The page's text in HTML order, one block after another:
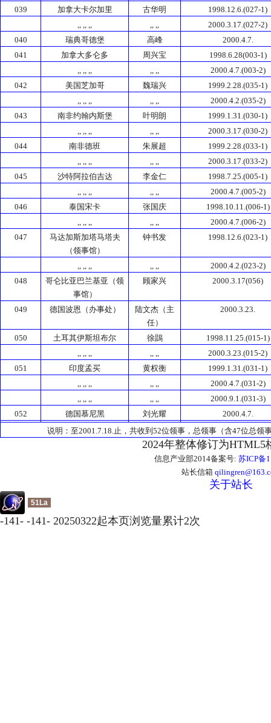
039 加拿大卡尔加里 古华明
1998.12.6.(027-1)
,, ,, ,,
,, ,,
2000.3.17.(027-2)
040
瑞典哥德堡 高峰
2000.4.7.
041
加拿大多仑多 周兴宝
1998.6.28(003-1)
,, ,, ,,
,, ,,
2000.4.7.(003-2)
042
美国芝加哥 魏瑞兴
1999.2.28.(035-1)
,, ,, ,,
,, ,,
2000.4.2.(035-2)
043
南非约翰内斯堡 叶明朗
1999.1.31.(030-1)
,, ,, ,,
,, ,,
2000.3.17.(030-2)
044
南非德班 朱展超
1999.2.28.(033-1)
,, ,, ,,
,, ,,
2000.3.17.(033-2)
045
沙特阿拉伯吉达 李金仁
1998.7.25.(005-1)
,, ,, ,,
,, ,,
2000.4.7.(005-2)
046
泰国宋卡 张国庆
1998.10.11.(006-1)
,, ,, ,,
,, ,,
2000.4.7.(006-2)
047
马达加斯加塔马塔夫
（领事馆）
钟书发 1998.12.6.(023-1)
,, ,, ,, ,, ,,
2000.4.2.(023-2)
048
哥仑比亚巴兰基亚（领
事馆）
顾家兴 2000.3.17(056)
049 德国波恩（办事处）
陆文杰（主
任）
2000.3.23.
050 土耳其伊斯坦布尔 徐鵾
1998.11.25.(015-1)
,, ,, ,,
,, ,,
2000.3.23.(015-2)
051
印度孟买 黄权衡
1999.1.31.(031-1)
,, ,, ,,
,, ,,
2000.4.7.(031-2)
,, ,, ,,
,, ,,
2000.9.1.(031-3)
052
德国慕尼黑 刘光耀
2000.4.7.
说明：至2001.7.18.止，共收到52位领事，总领事（含47位总领
2024年整体修订为HTML5
信息产业部2014备案号: 苏ICP备
站长信箱
关于站长
51La
-141- -141- 20250322起本页浏览量累计2次